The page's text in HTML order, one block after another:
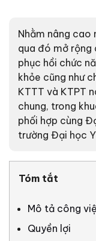
Nhằm nâng cao
qua đó mở rộng
phục hồi chức
khỏe cũng như
KTTT và KTPT
chung, trong
phối hợp cùng
trường Đại học
Tóm tắt
Mô tả công
Quyền lợi